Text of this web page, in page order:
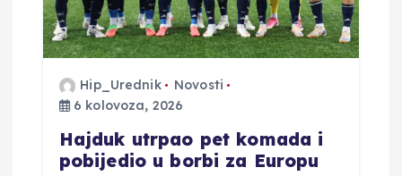
Hip_Urednik
Novosti
6 kolovoza, 2026
Hajduk utrpao pet komada i
pobijedio u borbi za Europu